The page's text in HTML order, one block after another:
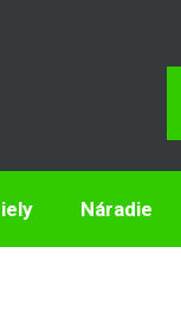
Náradie